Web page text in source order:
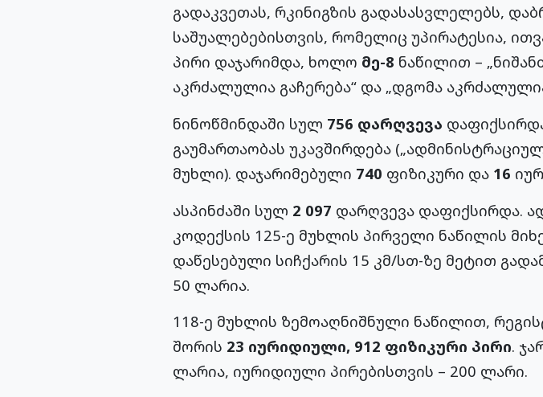
გადაკვეთას, რკინიგზის გადასასვლელებს,
საშუალებებისთვის, რომელიც უპირატესია,
პირი დაჯარიმდა, ხოლო მე-8 ნაწილით –
აკრძალულია გაჩერება“ და „დგომა
ნინოწმინდაში სულ 756 დარღვევა
გაუმართაობას უკავშირდება
მუხლი). დაჯარიმებული 740 ფიზიკური და 16
ასპინძაში სულ 2 097 დარღვევა დაფიქსირდა.
კოდექსის 125-ე მუხლის პირველი ნაწილის
დაწესებული სიჩქარის 15 კმ/სთ-ზე მეტით
50 ლარია.
118-ე მუხლის ზემოაღნიშნული ნაწილით,
შორის 23 იურიდიული, 912 ფიზიკური პირი.
ლარია, იურიდიული პირებისთვის – 200 ლარი.